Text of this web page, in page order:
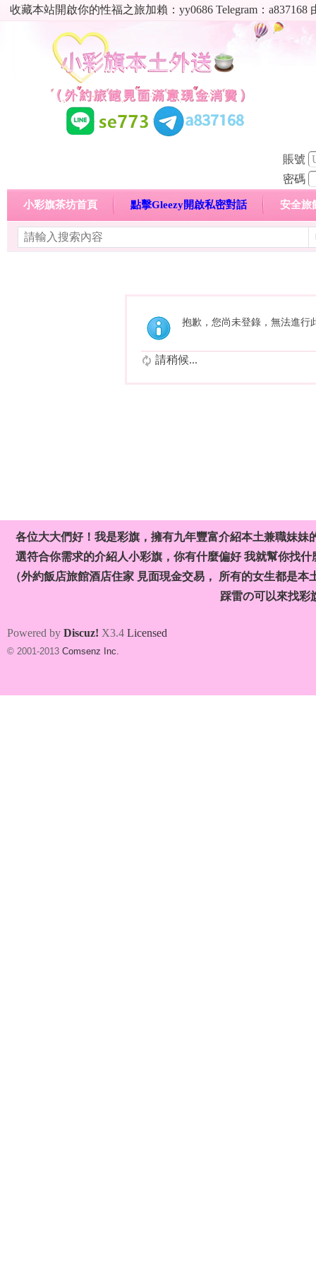
收藏本站開啟你的性福之旅加賴：yy0686 Telegram：
賬號
密碼
小彩旗茶坊首頁 點擊Gleezy開啟私密對話 安全旅
抱歉，您尚未登錄，無法進行
請稍候...
各位大大們好！我是彩旗，擁有九年豐富介紹本土兼職妹
選符合你需求的介紹人小彩旗，你有什麼偏好 我就幫你找
（外約飯店旅館酒店住家 見面現金交易， 所有的女生都是
踩雷の可以來找彩
Powered by Discuz! X3.4 Licensed
© 2001-2013 Comsenz Inc.